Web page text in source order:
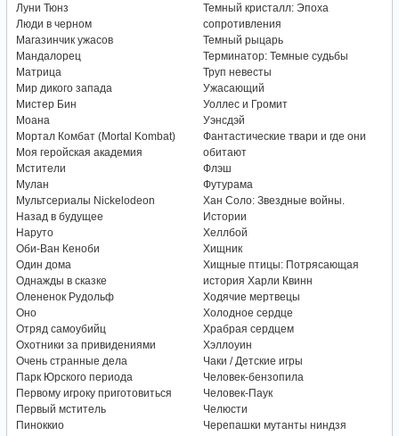
Луни Тюнз
Люди в черном
Магазинчик ужасов
Мандалорец
Матрица
Мир дикого запада
Мистер Бин
Моана
Мортал Комбат (Mortal Kombat)
Моя геройская академия
Мстители
Мулан
Мультсериалы Nickelodeon
Назад в будущее
Наруто
Оби-Ван Кеноби
Один дома
Однажды в сказке
Олененок Рудольф
Оно
Отряд самоубийц
Охотники за привидениями
Очень странные дела
Парк Юрского периода
Первому игроку приготовиться
Первый мститель
Пиноккио
Темный кристалл: Эпоха
сопротивления
Темный рыцарь
Терминатор: Темные судьбы
Труп невесты
Ужасающий
Уоллес и Громит
Уэнсдэй
Фантастические твари и где они
обитают
Флэш
Футурама
Хан Соло: Звездные войны.
Истории
Хеллбой
Хищник
Хищные птицы: Потрясающая
история Харли Квинн
Ходячие мертвецы
Холодное сердце
Храбрая сердцем
Хэллоуин
Чаки / Детские игры
Человек-бензопила
Человек-Паук
Челюсти
Черепашки мутанты ниндзя